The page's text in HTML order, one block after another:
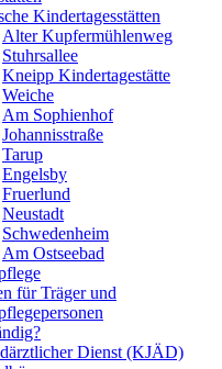
Kindertagesstätten
Alter Kupfermühlenweg
Stuhrsallee
Kneipp Kindertagestätte
Weiche
Am Sophienhof
Johannisstraße
Tarup
Engelsby
Fruerlund
Neustadt
Schwedenheim
Am Ostseebad
für Träger und
Dienst (KJÄD)